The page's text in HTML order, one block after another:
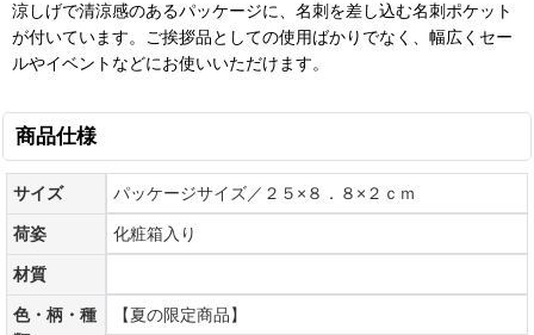
涼しげで清涼感のあるパッケージに、名刺を差し込む名刺ポケット
が付いています。ご挨拶品としての使用ばかりでなく、幅広くセー
ルやイベントなどにお使いいただけます。
商品仕様
サイズ パッケージサイズ／２５×８．８×２ｃｍ
荷姿 化粧箱入り
材質
色・柄・種
【夏の限定商品】